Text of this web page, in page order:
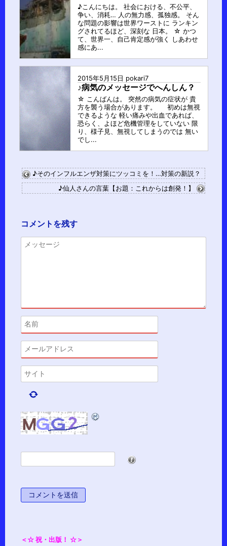
♪こんにちは。 社会における、不公平、
争い、消耗… 人の無力感、孤独感。 そん
な問題の影響は世界ワーストに ランキン
グされてるほど、深刻な 日本。 ☆ かつ
て、世界一、自己肯定感が強く しあわせ
感にあ...
2015年5月15日 pokari7
♪病気のメッセージでへんしん？
☆ こんばんは。 突然の病気の症状が 貴
方を襲う場合があります。 初めは無視
できるような 軽い痛みや出血であれば、
恐らく、よほど危機管理をしていない 限
り、様子見、無視してしまうのでは 無い
でし...
♪そのインフルエンザ対策にツッコミを！…対策の新説？
♪仙人さんの言葉【お題：これからは創発！】
コメントを残す
＜☆ 祝・出版！ ☆＞